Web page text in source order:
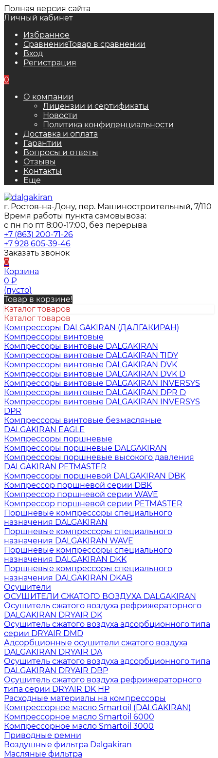
Полная версия сайта
Личный кабинет
Избранное
СравнениеТовар в сравнении
Вход
Регистрация
0
О компании
Лицензии и сертификаты
Новости
Политика конфиденциальности
Доставка и оплата
Гарантии
Вопросы и ответы
Отзывы
Контакты
Еще
г. Ростов-на-Дону, пер. Машиностроительный, 7/110
Время работы пункта самовывоза:
с пн по пт 8:00-17:00, без перерыва
+7 (863) 200-71-26
+7 928 605-39-46
Заказать звонок
0
Корзина
0 ₽
(пусто)
Товар в корзине!
Каталог товаров
Каталог товаров
Компрессоры DALGAKIRAN (ДАЛГАКИРАН)
Компрессоры винтовые
Компрессоры винтовые DALGAKIRAN
Компрессоры винтовые DALGAKIRAN TIDY
Компрессоры винтовые DALGAKIRAN DVK
Компрессоры винтовые DALGAKIRAN DVK D
Компрессоры винтовые DALGAKIRAN INVERSYS
Компрессоры винтовые DALGAKIRAN DPR D
Компрессоры винтовые DALGAKIRAN INVERSYS
DPR
Компрессоры винтовые безмасляные
DALGAKIRAN EAGLE
Компрессоры поршневые
Компрессоры поршневые DALGAKIRAN
Компрессоры поршневые высокого давления
DALGAKIRAN PETMASTER
Компрессоры поршневой DALGAKIRAN DBK
Компрессор поршневой серии DBK
Компрессор поршневой серии WAVE
Компрессор поршневой серии PETMASTER
Поршневые компрессоры специального
назначения DALGAKIRAN
Поршневые компрессоры специального
назначения DALGAKIRAN WAVE
Поршневые компрессоры специального
назначения DALGAKIRAN DKK
Поршневые компрессоры специального
назначения DALGAKIRAN DKAB
Осушители
ОСУШИТЕЛИ СЖАТОГО ВОЗДУХА DALGAKIRAN
Осушитель сжатого воздуха рефрижераторного
DALGAKIRAN DRYAIR DK
Осушитель сжатого воздуха адсорбционного типа
серии DRYAIR DMD
Адсорбционные осушители сжатого воздуха
DALGAKIRAN DRYAIR DA
Осушитель сжатого воздуха адсорбционного типа
DALGAKIRAN DRYAIR DBP
Осушитель сжатого воздуха рефрижераторного
типа cерии DRYAIR DK HP
Расходные материалы на компрессоры
Компрессорное масло Smartoil (DALGAKIRAN)
Компрессорное масло Smartoil 6000
Компрессорное масло Smartoil 3000
Приводные ремни
Воздушные фильтра Dalgakiran
Масляные фильтра